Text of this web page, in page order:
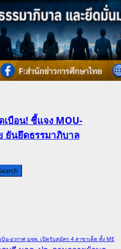
เบือน! ชี้แจง MOU-
ยันยึดธรรมาภิบาล
น-อวกาศ มจพ. เปิดรับสมัคร 4 สาขาเด็ด ทั้ง ME